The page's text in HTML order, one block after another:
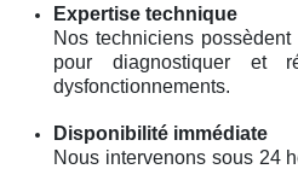
Expertise technique
Nos techniciens
pour diagnostiquer et
dysfonctionnements.
Disponibilité immédiate
Nous intervenons sous 24